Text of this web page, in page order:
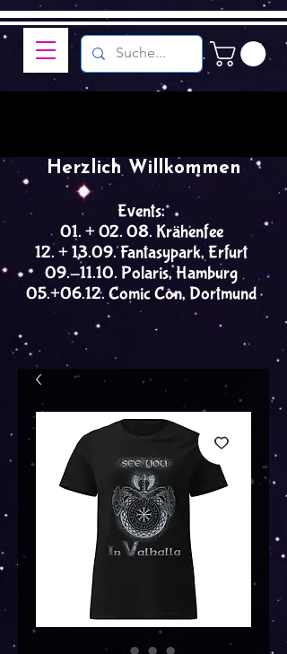
Events:
01. + 02. 08. Krähenfee
12. + 13.09. Fantasypark, Erfurt
09.-11.10. Polaris, Hamburg
05.+06.12. Comic Con, Dortmund
Herzlich Willkommen